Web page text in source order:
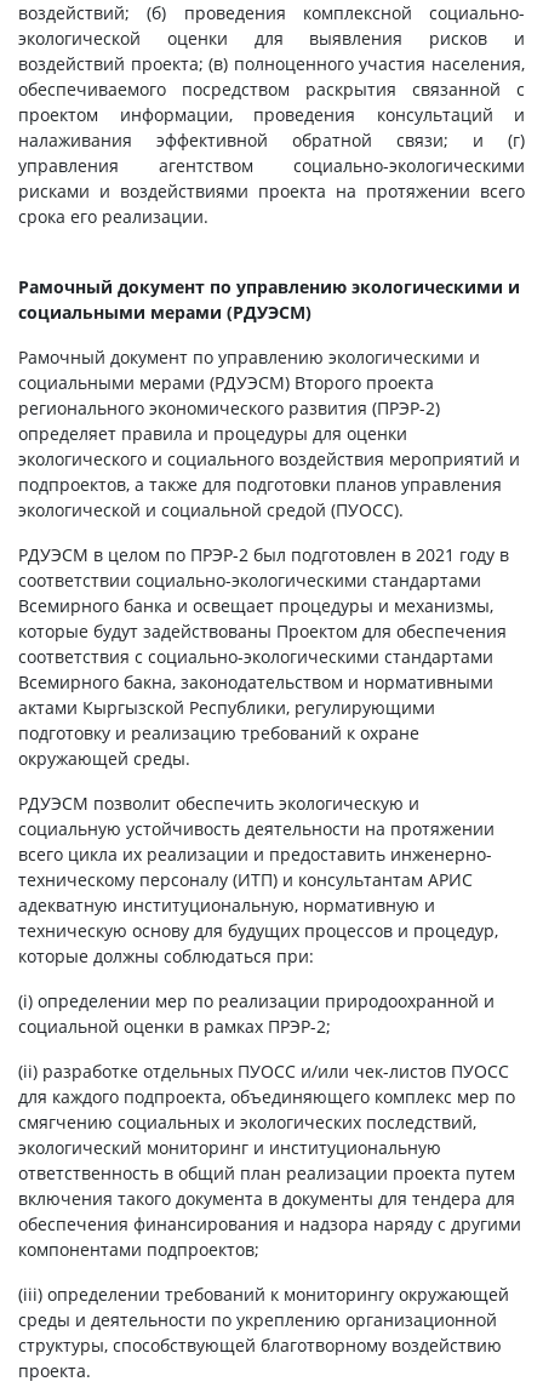
воздействий; (б) проведения комплексной социально-
экологической оценки для выявления рисков и
воздействий проекта; (в) полноценного участия населения,
обеспечиваемого посредством раскрытия связанной с
проектом информации, проведения консультаций и
налаживания эффективной обратной связи; и (г)
управления агентством социально-экологическими
рисками и воздействиями проекта на протяжении всего
срока его реализации.
Рамочный документ по управлению экологическими и
социальными мерами (РДУЭСМ)
Рамочный документ по управлению экологическими и
социальными мерами (РДУЭСМ) Второго проекта
регионального экономического развития (ПРЭР-2)
определяет правила и процедуры для оценки
экологического и социального воздействия мероприятий и
подпроектов, а также для подготовки планов управления
экологической и социальной средой (ПУОСС).
РДУЭСМ в целом по ПРЭР-2 был подготовлен в 2021 году в
соответствии социально-экологическими стандартами
Всемирного банка и освещает процедуры и механизмы,
которые будут задействованы Проектом для обеспечения
соответствия с социально-экологическими стандартами
Всемирного бакна, законодательством и нормативными
актами Кыргызской Республики, регулирующими
подготовку и реализацию требований к охране
окружающей среды.
РДУЭСМ позволит обеспечить экологическую и
социальную устойчивость деятельности на протяжении
всего цикла их реализации и предоставить инженерно-
техническому персоналу (ИТП) и консультантам АРИС
адекватную институциональную, нормативную и
техническую основу для будущих процессов и процедур,
которые должны соблюдаться при:
(i) определении мер по реализации природоохранной и
социальной оценки в рамках ПРЭР-2;
(ii) разработке отдельных ПУОСС и/или чек-листов ПУОСС
для каждого подпроекта, объединяющего комплекс мер по
смягчению социальных и экологических последствий,
экологический мониторинг и институциональную
ответственность в общий план реализации проекта путем
включения такого документа в документы для тендера для
обеспечения финансирования и надзора наряду с другими
компонентами подпроектов;
(iii) определении требований к мониторингу окружающей
среды и деятельности по укреплению организационной
структуры, способствующей благотворному воздействию
проекта.